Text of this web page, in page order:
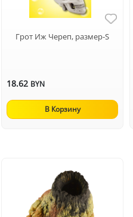
Грот Иж Череп, размер-S
18.62 BYN
В Корзину